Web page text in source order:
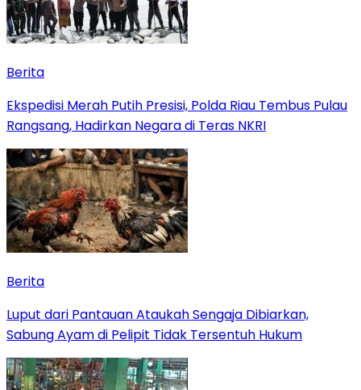
Berita
Ekspedisi Merah Putih Presisi, Polda Riau Tembus Pulau
Rangsang, Hadirkan Negara di Teras NKRI
Berita
Luput dari Pantauan Ataukah Sengaja Dibiarkan,
Sabung Ayam di Pelipit Tidak Tersentuh Hukum